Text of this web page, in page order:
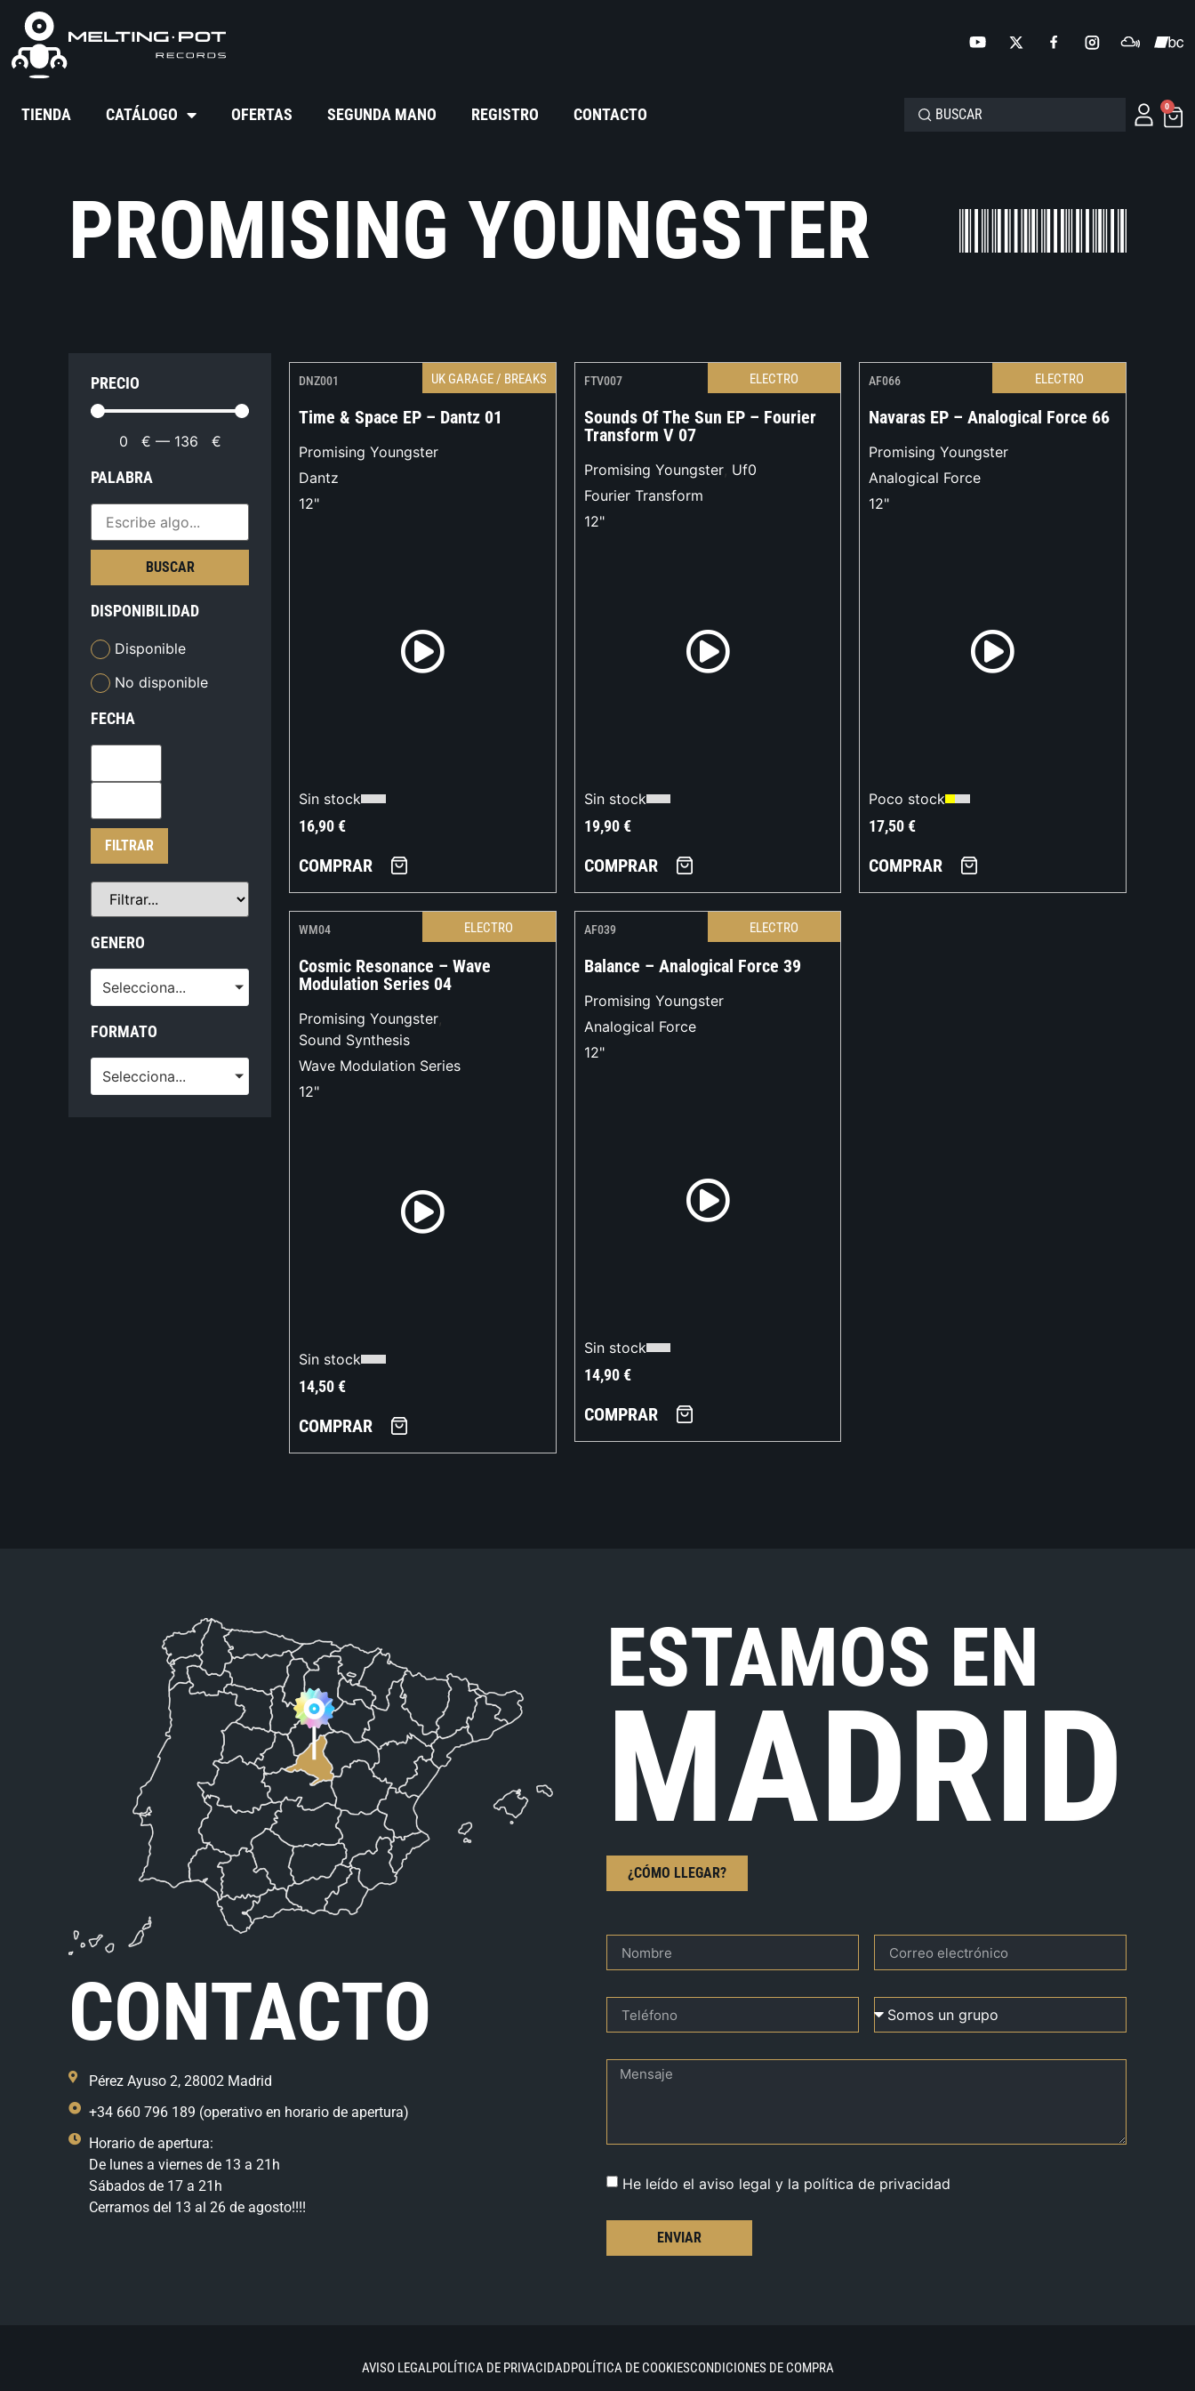
TIENDA CATÁLOGO OFERTAS SEGUNDA MANO REGISTRO CONTACTO 0
PROMISING YOUNGSTER
PRECIO
0 € — 136 €
PALABRA
BUSCAR
DISPONIBILIDAD
Disponible
No disponible
FECHA
FILTRAR
GENERO
Selecciona...
FORMATO
Selecciona...
DNZ001 UK GARAGE / BREAKS
Time & Space EP – Dantz 01
Promising Youngster
Dantz
12"
Sin stock
16,90€
COMPRAR
FTV007 ELECTRO
Sounds Of The Sun EP – Fourier
Transform V 07
Promising Youngster, Uf0
Fourier Transform
12"
Sin stock
19,90€
COMPRAR
AF066 ELECTRO
Navaras EP – Analogical Force 66
Promising Youngster
Analogical Force
12"
Poco stock
17,50€
COMPRAR
WM04 ELECTRO
Cosmic Resonance – Wave
Modulation Series 04
Promising Youngster,
Sound Synthesis
Wave Modulation Series
12"
Sin stock
14,50€
COMPRAR
AF039 ELECTRO
Balance – Analogical Force 39
Promising Youngster
Analogical Force
12"
Sin stock
14,90€
COMPRAR
CONTACTO
Pérez Ayuso 2, 28002 Madrid
+34 660 796 189 (operativo en horario de apertura)
Horario de apertura:
De lunes a viernes de 13 a 21h
Sábados de 17 a 21h
Cerramos del 13 al 26 de agosto!!!!
ESTAMOS EN
MADRID
¿CÓMO LLEGAR?
He leído el aviso legal y la política de privacidad
ENVIAR
AVISO LEGALPOLÍTICA DE PRIVACIDADPOLÍTICA DE COOKIESCONDICIONES DE COMPRA